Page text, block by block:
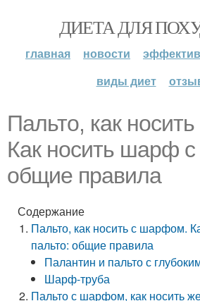
ДИЕТА ДЛЯ
главная новости
виды диет
Пальто, как
Как носить шарф с
общие правила
Содержание
Пальто, как носить с шарфом.
пальто: общие правила
Палантин и пальто с
Шарф-труба
Пальто с шарфом, как носить